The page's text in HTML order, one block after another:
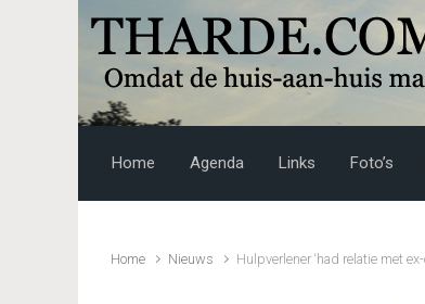
Skip to main content
Home Agenda Links Foto’s
Home Nieuws Hulpverlener ‘had relatie met